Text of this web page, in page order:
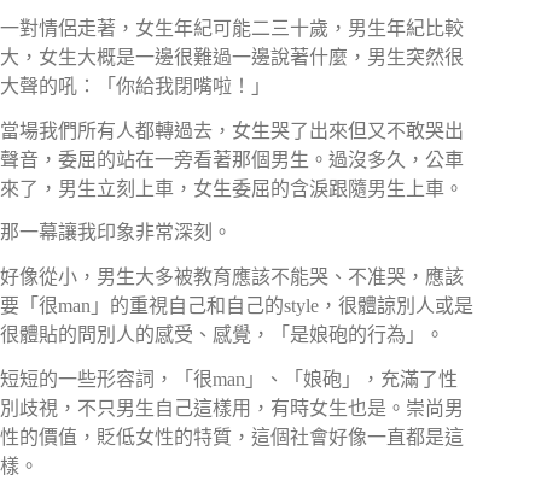
一對情侶走著，女生年紀可能二三十歲，男生年紀比較
大，女生大概是一邊很難過一邊說著什麼，男生突然很
大聲的吼：「你給我閉嘴啦！」
當場我們所有人都轉過去，女生哭了出來但又不敢哭出
聲音，委屈的站在一旁看著那個男生。過沒多久，公車
來了，男生立刻上車，女生委屈的含淚跟隨男生上車。
那一幕讓我印象非常深刻。
好像從小，男生大多被教育應該不能哭、不准哭，應該
要「很man」的重視自己和自己的style，很體諒別人或是
很體貼的問別人的感受、感覺，「是娘砲的行為」。
短短的一些形容詞，「很man」、「娘砲」，充滿了性
別歧視，不只男生自己這樣用，有時女生也是。崇尚男
性的價值，貶低女性的特質，這個社會好像一直都是這
樣。